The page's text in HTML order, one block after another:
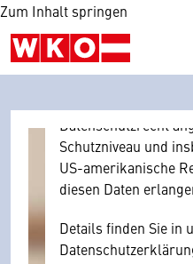
Zum Inhalt springen
Browser
Daten zu Geräten
mitunter mit US-
Datenschutzrecht
Schutzniveau und
US-amerikanische
diesen Daten
Details finden Sie in